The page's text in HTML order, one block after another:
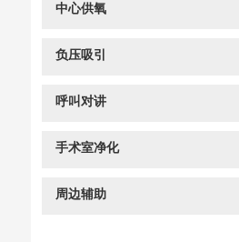
中心供氧
负压吸引
呼叫对讲
手术室净化
周边辅助